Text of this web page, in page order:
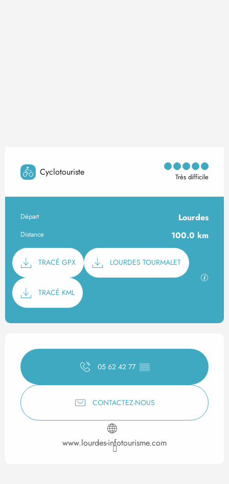
Cyclotouriste Très difficile
Informations pratiques
Départ Lourdes
Distance 100.0 km
Documentation
TRACÉ GPX LOURDES TOURMALET
TRACÉ KML
Ouverture et coordonnées
05 62 42 77 ▒▒
CONTACTEZ-NOUS
www.lourdes-infotourisme.com